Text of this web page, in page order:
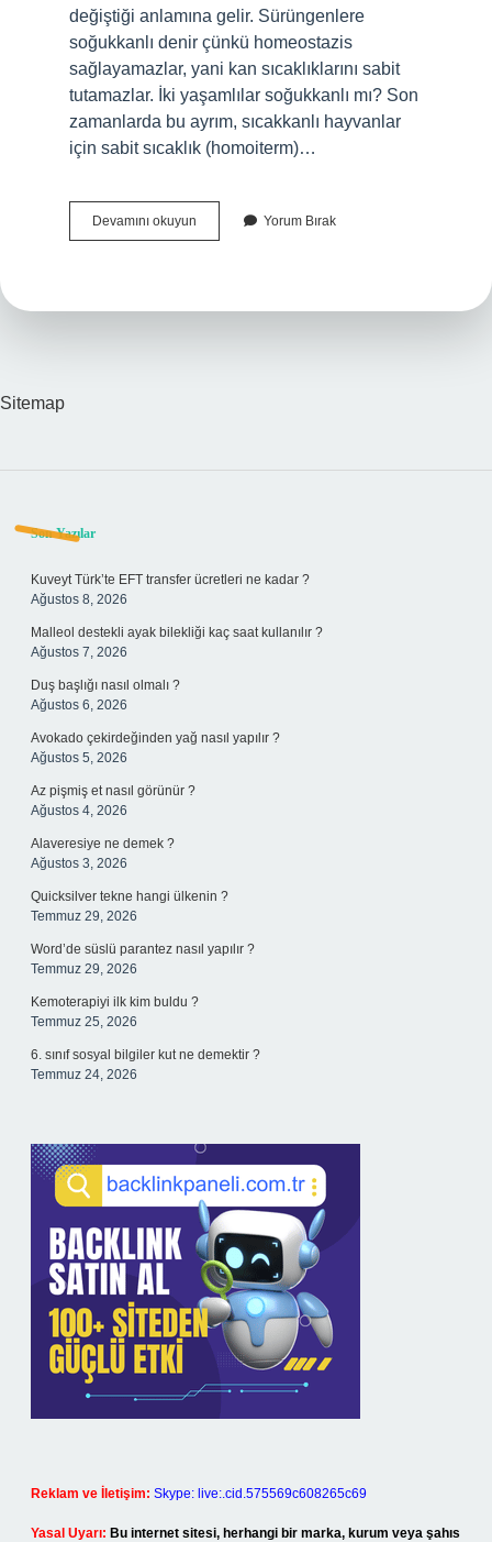
değiştiği anlamına gelir. Sürüngenlere
soğukkanlı denir çünkü homeostazis
sağlayamazlar, yani kan sıcaklıklarını sabit
tutamazlar. İki yaşamlılar soğukkanlı mı? Son
zamanlarda bu ayrım, sıcakkanlı hayvanlar
için sabit sıcaklık (homoiterm)…
Devamını okuyun Soğukkanlı
Olmak
Yorum Bırak
Sitemap
Sidebar
Son Yazılar
Kuveyt Türk’te EFT transfer ücretleri ne kadar ?
Ağustos 8, 2026
Malleol destekli ayak bilekliği kaç saat kullanılır ?
Ağustos 7, 2026
Duş başlığı nasıl olmalı ?
Ağustos 6, 2026
Avokado çekirdeğinden yağ nasıl yapılır ?
Ağustos 5, 2026
Az pişmiş et nasıl görünür ?
Ağustos 4, 2026
Alaveresiye ne demek ?
Ağustos 3, 2026
Quicksilver tekne hangi ülkenin ?
Temmuz 29, 2026
Word’de süslü parantez nasıl yapılır ?
Temmuz 29, 2026
Kemoterapiyi ilk kim buldu ?
Temmuz 25, 2026
6. sınıf sosyal bilgiler kut ne demektir ?
Temmuz 24, 2026
Reklam ve İletişim: Skype: live:.cid.575569c608265c69
Yasal Uyarı: Bu internet sitesi, herhangi bir marka, kurum veya şahıs